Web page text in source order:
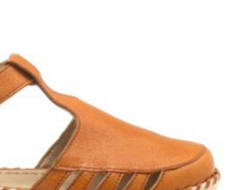
VERDE REPTIL
BEIGE ROSE
TIZA PLATINO
TIZA PELTRE